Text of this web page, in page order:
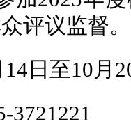
评议监督。
日至10月
3721221